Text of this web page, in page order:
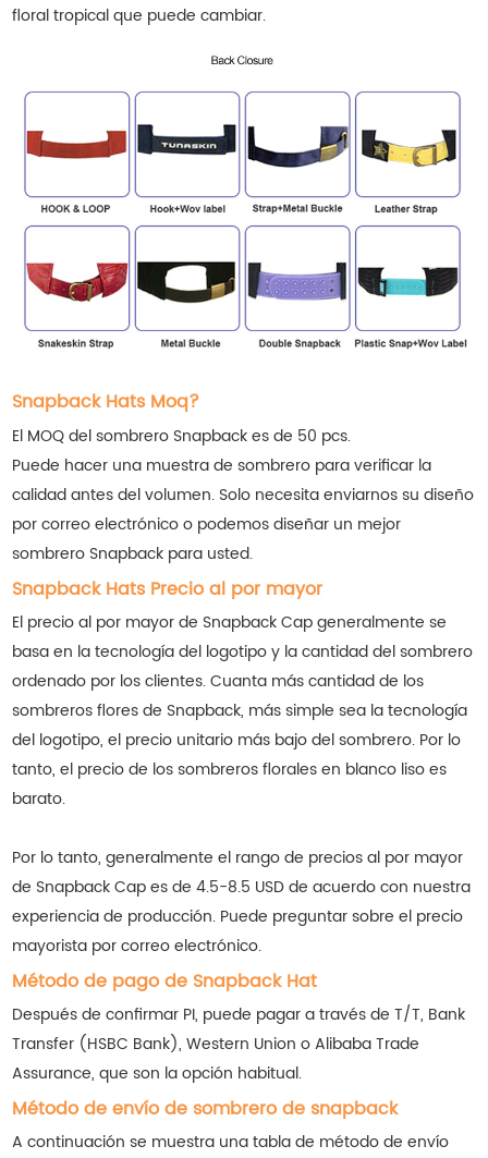
floral tropical que puede cambiar.
Snapback Hats Moq?
El MOQ del sombrero Snapback es de 50 pcs.
Puede hacer una muestra de sombrero para verificar la
calidad antes del volumen. Solo necesita enviarnos su diseño
por correo electrónico o podemos diseñar un mejor
sombrero Snapback para usted.
Snapback Hats Precio al por mayor
El precio al por mayor de Snapback Cap generalmente se
basa en la tecnología del logotipo y la cantidad del sombrero
ordenado por los clientes. Cuanta más cantidad de los
sombreros flores de Snapback, más simple sea la tecnología
del logotipo, el precio unitario más bajo del sombrero. Por lo
tanto, el precio de los sombreros florales en blanco liso es
barato.
Por lo tanto, generalmente el rango de precios al por mayor
de Snapback Cap es de 4.5-8.5 USD de acuerdo con nuestra
experiencia de producción. Puede preguntar sobre el precio
mayorista por correo electrónico.
Método de pago de Snapback Hat
Después de confirmar PI, puede pagar a través de T/T, Bank
Transfer (HSBC Bank), Western Union o Alibaba Trade
Assurance, que son la opción habitual.
Método de envío de sombrero de snapback
A continuación se muestra una tabla de método de envío